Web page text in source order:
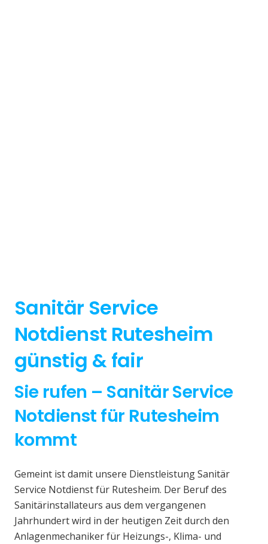
Sanitär Service
Notdienst Rutesheim
günstig & fair
Sie rufen – Sanitär Service
Notdienst für Rutesheim
kommt
Gemeint ist damit unsere Dienstleistung Sanitär
Service Notdienst für Rutesheim. Der Beruf des
Sanitärinstallateurs aus dem vergangenen
Jahrhundert wird in der heutigen Zeit durch den
Anlagenmechaniker für Heizungs-, Klima- und